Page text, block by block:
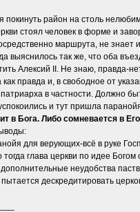
покинуть район на столь
стоял человек в форме и
маршрута, не
выяснилось так же, что оба
Алексий II. Не знаю, правда-
правда и, в свободное от
в частности. Должно
и тут пришла
в Бога. Либо сомневается в
для верующих-всё в руке
тогда глава церкви по идее
неудобства
дескредитировать